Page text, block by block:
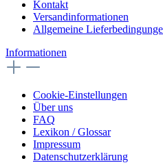
Kontakt
Versandinformationen
Allgemeine
Informationen
Cookie-Einstellungen
Über uns
FAQ
Lexikon / Glossar
Impressum
Datenschutzerklärung